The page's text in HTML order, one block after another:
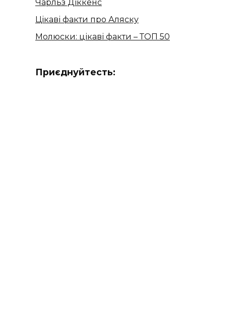
Чарльз Діккенс
Цікаві факти про Аляску
Молюски: цікаві факти – ТОП 50
Приєднуйтесть: